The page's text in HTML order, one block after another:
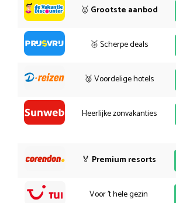
🥇 Grootste aanbod
🥈 Scherpe deals
🥉 Voordelige hotels
Heerlijke zonvakanties
🏅 Premium resorts
Voor 't hele gezin